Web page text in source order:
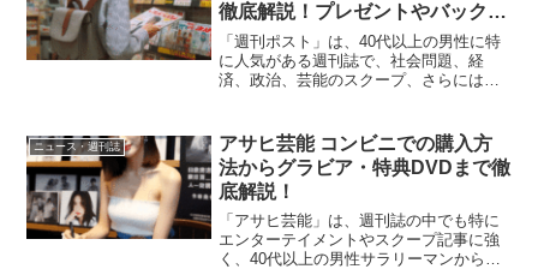
徹底解説！プレゼントやバックナ
ンバー情報も紹介
「週刊ポスト」は、40代以上の男性に特
に人気がある週刊誌で、社会問題、経
済、政治、芸能のスクープ、さらにはグ
軽に購入できるだけでなく、電子版では
袋とじや特別な特典も楽し...
ニュース・週刊誌
アサヒ芸能 コンビニでの購入方
法からグラビア・特典DVDまで徹
底解説！
「アサヒ芸能」は、週刊誌の中でも特に
エンターテイメントやスクープ記事に強
く、40代以上の男性サラリーマンから高